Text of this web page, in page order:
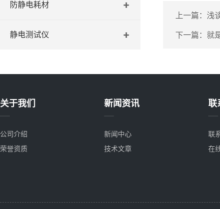
防静电耗材
静电测试仪
上一篇： 浅
下一篇： 就
关于我们
公司介绍
荣誉资质
新闻资讯
新闻中心
技术文章
联
联
在